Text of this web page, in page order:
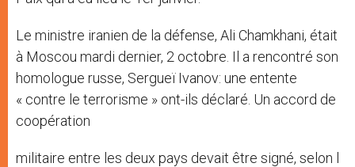
Le ministre iranien de la défense, Ali Chamkhani, était
à Moscou mardi dernier, 2 octobre. Il a rencontré son
homologue russe, Sergueï Ivanov: une entente
« contre le terrorisme » ont-ils déclaré. Un accord de
coopération
militaire entre les deux pays devait être signé, selon l